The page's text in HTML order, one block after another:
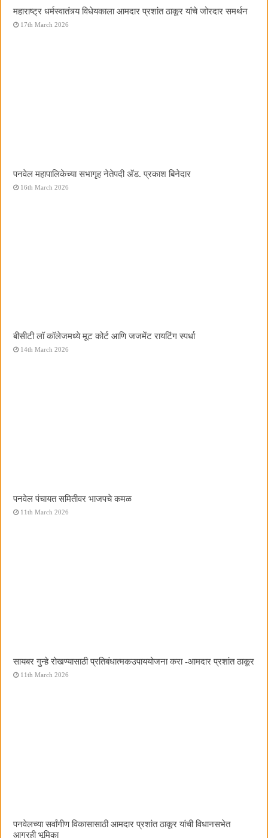
महाराष्ट्र धर्मस्वातंत्र्य विधेयकाला आमदार प्रशांत ठाकूर यांचे जोरदार समर्थन
17th March 2026
पनवेल महापालिकेच्या सभागृह नेतेपदी अ‍ॅड. प्रकाश बिनेदार
16th March 2026
बीसीटी लॉ कॉलेजमध्ये मूट कोर्ट आणि जजमेंट रायटिंग स्पर्धा
14th March 2026
पनवेल पंचायत समितीवर भाजपचे कमळ
11th March 2026
सायबर गुन्हे रोखण्यासाठी प्रतिबंधात्मकउपाययोजना करा -आमदार प्रशांत ठाकूर
11th March 2026
पनवेलच्या सर्वांगीण विकासासाठी आमदार प्रशांत ठाकूर यांची विधानसभेत
आग्रही भूमिका